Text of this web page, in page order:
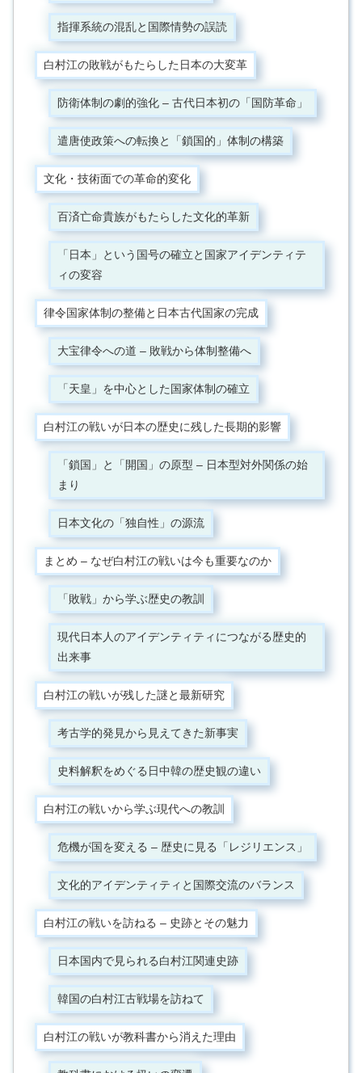
指揮系統の混乱と国際情勢の誤読
白村江の敗戦がもたらした日本の大変革
防衛体制の劇的強化 – 古代日本初の「国防革命」
遣唐使政策への転換と「鎖国的」体制の構築
文化・技術面での革命的変化
百済亡命貴族がもたらした文化的革新
「日本」という国号の確立と国家アイデンティテ
ィの変容
律令国家体制の整備と日本古代国家の完成
大宝律令への道 – 敗戦から体制整備へ
「天皇」を中心とした国家体制の確立
白村江の戦いが日本の歴史に残した長期的影響
「鎖国」と「開国」の原型 – 日本型対外関係の始
まり
日本文化の「独自性」の源流
まとめ – なぜ白村江の戦いは今も重要なのか
「敗戦」から学ぶ歴史の教訓
現代日本人のアイデンティティにつながる歴史的
出来事
白村江の戦いが残した謎と最新研究
考古学的発見から見えてきた新事実
史料解釈をめぐる日中韓の歴史観の違い
白村江の戦いから学ぶ現代への教訓
危機が国を変える – 歴史に見る「レジリエンス」
文化的アイデンティティと国際交流のバランス
白村江の戦いを訪ねる – 史跡とその魅力
日本国内で見られる白村江関連史跡
韓国の白村江古戦場を訪ねて
白村江の戦いが教科書から消えた理由